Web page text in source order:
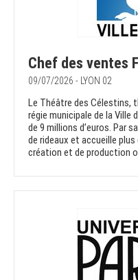
Chef des ventes
09/07/2026 - LYON 02
Le Théâtre des Célestins,
régie municipale de la Ville
de 9 millions d’euros. Par
de rideaux et accueille
création et de production